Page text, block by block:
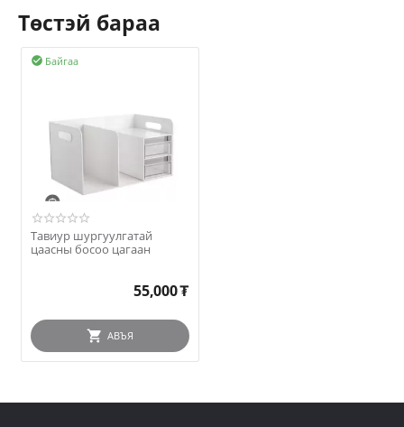
Төстэй бараа
Байгаа

Тавиур шургуулгатай
цаасны босоо цагаан
55,000₮
АВЪЯ